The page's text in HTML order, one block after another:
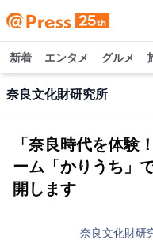
新着 エンタメ グルメ
奈良文化財研究所
「奈良時代を体験
ーム「かりうち」
開します
奈良文化財研